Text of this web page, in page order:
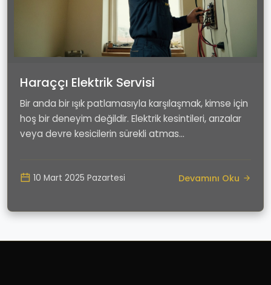
Haraççı Elektrik Servisi
Bir anda bir ışık patlamasıyla karşılaşmak, kimse için
hoş bir deneyim değildir. Elektrik kesintileri, arızalar
veya devre kesicilerin sürekli atmas...
10 Mart 2025 Pazartesi Devamını Oku